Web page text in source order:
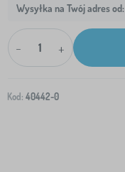
Wysyłka na Twój adres od:
- +
Kod: 40442-0